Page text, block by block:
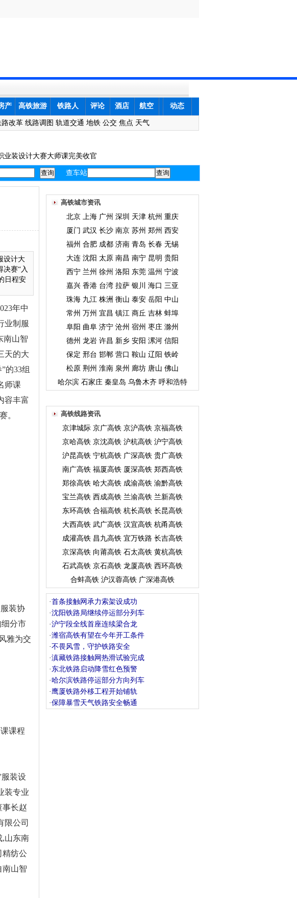
产 高铁旅游 铁路人 评论 酒店 航空 动态
路改革 线路调图 轨道交通 地铁 公交 焦点 天气
业装设计大赛大师课完美收官
查车站
设计大
决赛“入
日程安
年中
业制服
南山智
天的大
的33组
师课
容丰富
。
装协
分市
雅为交
课程
装设
装专业
事长赵
限公司
,山东南
精纺公
南山智
高铁城市资讯
北京 上海 广州 深圳 天津 杭州 重庆
厦门 武汉 长沙 南京 苏州 郑州 西安
福州 合肥 成都 济南 青岛 长春 无锡
大连 沈阳 太原 南昌 南宁 昆明 贵阳
西宁 兰州 徐州 洛阳 东莞 温州 宁波
嘉兴 香港 台湾 拉萨 银川 海口 三亚
珠海 九江 株洲 衡山 泰安 岳阳 中山
常州 万州 宜昌 镇江 商丘 吉林 蚌埠
阜阳 曲阜 济宁 沧州 宿州 枣庄 滁州
德州 龙岩 许昌 新乡 安阳 漯河 信阳
保定 邢台 邯郸 营口 鞍山 辽阳 铁岭
松原 荆州 淮南 泉州 廊坊 唐山 佛山
哈尔滨 石家庄 秦皇岛 乌鲁木齐 呼和浩特
高铁线路资讯
京津城际 京广高铁 京沪高铁 京福高铁
京哈高铁 京沈高铁 沪杭高铁 沪宁高铁
沪昆高铁 宁杭高铁 广深高铁 贵广高铁
南广高铁 福厦高铁 厦深高铁 郑西高铁
郑徐高铁 哈大高铁 成渝高铁 渝黔高铁
宝兰高铁 西成高铁 兰渝高铁 兰新高铁
东环高铁 合福高铁 杭长高铁 长昆高铁
大西高铁 武广高铁 汉宜高铁 杭甬高铁
成灌高铁 昌九高铁 宜万铁路 长吉高铁
京深高铁 向莆高铁 石太高铁 黄杭高铁
石武高铁 京石高铁 龙厦高铁 西环高铁
合蚌高铁 沪汉蓉高铁 广深港高铁
·首条接触网承力索架设成功
·沈阳铁路局继续停运部分列车
·沪宁段全线首座连续梁合龙
·潍宿高铁有望在今年开工条件
·不畏风雪，守护铁路安全
·滇藏铁路接触网热滑试验完成
· 东北铁路启动降雪红色预警
·哈尔滨铁路停运部分方向列车
·鹰厦铁路外移工程开始铺轨
·保障暴雪天气铁路安全畅通